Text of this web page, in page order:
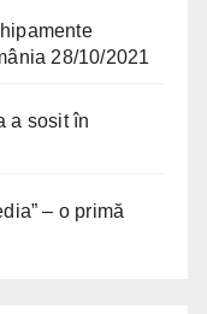
28/10/2021
a sosit în
– o primă